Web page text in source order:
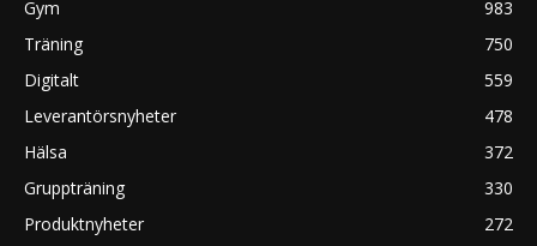
Gym
983
Träning
750
Digitalt
559
Leverantörsnyheter
478
Hälsa
372
Gruppträning
330
Produktnyheter
272